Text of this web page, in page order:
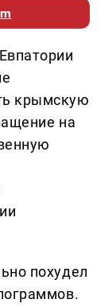
крымскую
на
похудел